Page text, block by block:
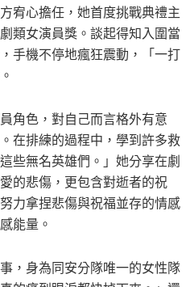
宥心擔任，她首度挑戰典禮主
類女演員獎。談起得知入圍當
手機不停地瘋狂震動，「一打
角色，對自己而言格外有意
在排練的過程中，學到許多救
些無名英雄們。」她分享在劇
的悲傷，更包含對逝者的祝
力拿捏悲傷與祝福並存的情感
能量。
，身為同安分隊唯一的女性隊